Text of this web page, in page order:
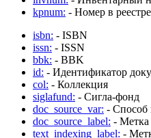
kpnum: - Номер в
isbn: - ISBN
issn: - ISSN
bbk: - BBK
id: - Идентификатор
col: - Коллекция
siglafund: - Сигла-фонд
doc_source_var: - Способ
doc_source_label: - Метка
text_indexing_label: -